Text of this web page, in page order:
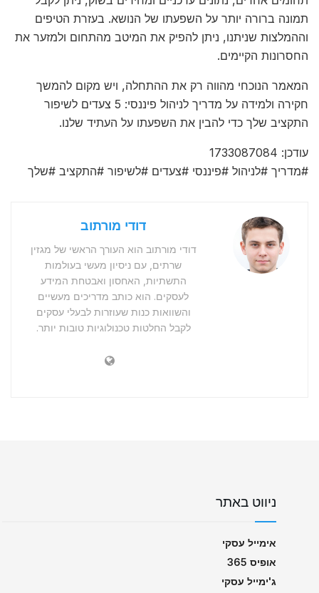
תמונה ברורה יותר על השפעתו של הנושא. בעזרת הטיפים
וההמלצות שניתנו, ניתן להפיק את המיטב מהתחום ולמזער את
החסרונות הקיימים.
המאמר הנוכחי מהווה רק את ההתחלה, ויש מקום להמשך
חקירה ולמידה על מדריך לניהול פיננסי: 5 צעדים לשיפור
התקציב שלך כדי להבין את השפעתו על העתיד שלנו.
עודכן: 1733087084
#מדריך #לניהול #פיננסי #צעדים #לשיפור #התקציב #שלך
דודי מורתוב
דודי מורתוב הוא העורך הראשי של מגזין
שרתים, עם ניסיון מעשי בעולמות
התשתיות, האחסון ואבטחת המידע
לעסקים. הוא כותב מדריכים מעשיים
והשוואות כנות שעוזרות לבעלי עסקים
לקבל החלטות טכנולוגיות טובות יותר.
ניווט באתר
אימייל עסקי
אופיס 365
ג'ימייל עסקי